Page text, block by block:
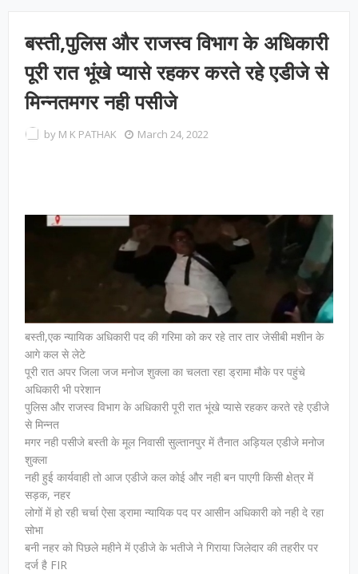
बस्ती,पुलिस और राजस्व विभाग के अधिकारी
पूरी रात भूंखे प्यासे रहकर करते रहे एडीजे से
मिन्नतमगर नही पसीजे
by M K PATHAK March 24, 2022
बस्ती,एक न्यायिक अधिकारी पद की गरिमा को कर रहे तार तार जेसीबी मशीन के
आगे कल से लेटे
पूरी रात अपर जिला जज मनोज शुक्ला का चलता रहा ड्रामा मौके पर पहुंचे
अधिकारी भी परेशान
पुलिस और राजस्व विभाग के अधिकारी पूरी रात भूंखे प्यासे रहकर करते रहे एडीजे
से मिन्नत
मगर नही पसीजे बस्ती के मूल निवासी सुल्तानपुर में तैनात अड़ियल एडीजे मनोज
शुक्ला
नही हुई कार्यवाही तो आज एडीजे कल कोई और नही बन पाएगी किसी क्षेत्र में
सड़क, नहर
लोगों में हो रही चर्चा ऐसा ड्रामा न्यायिक पद पर आसीन अधिकारी को नही दे रहा
सोभा
बनी नहर को पिछले महीने में एडीजे के भतीजे ने गिराया जिलेदार की तहरीर पर
दर्ज है FIR